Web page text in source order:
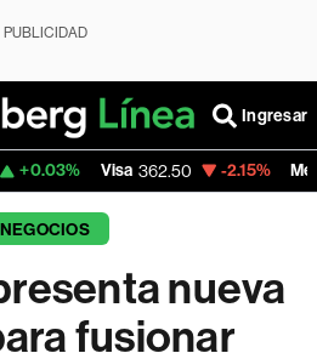
PUBLICIDAD
Ingresar
Visa 362.50 -2.15% MercadoLibre
NEGOCIOS
nueva
fusionar